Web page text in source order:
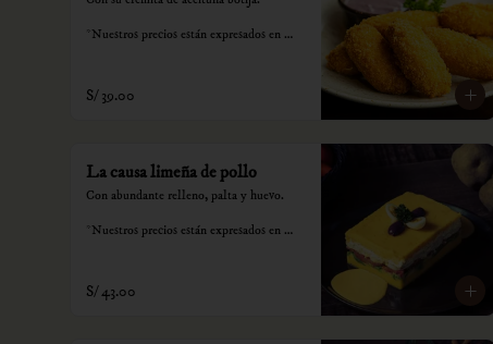
*Nuestros precios están expresados en
S/ 39.00
La causa limeña de pollo
Con abundante relleno, palta y huevo.
*Nuestros precios están expresados en
S/ 43.00